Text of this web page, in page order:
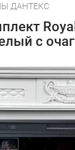
ДАНТЕКС
с